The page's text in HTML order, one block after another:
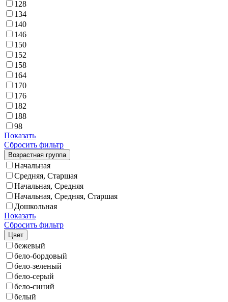
128
134
140
146
150
152
158
164
170
176
182
188
98
Показать
Сбросить фильтр
Возрастная группа
Начальная
Средняя, Старшая
Начальная, Средняя
Начальная, Средняя, Старшая
Дошкольная
Показать
Сбросить фильтр
Цвет
бежевый
бело-бордовый
бело-зеленый
бело-серый
бело-синий
белый